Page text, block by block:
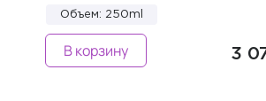
Объем: 250ml
3
В корзину